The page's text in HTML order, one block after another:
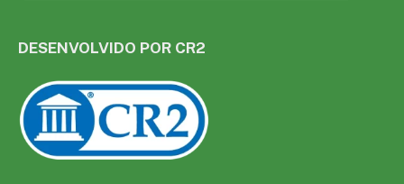
DESENVOLVIDO POR CR2